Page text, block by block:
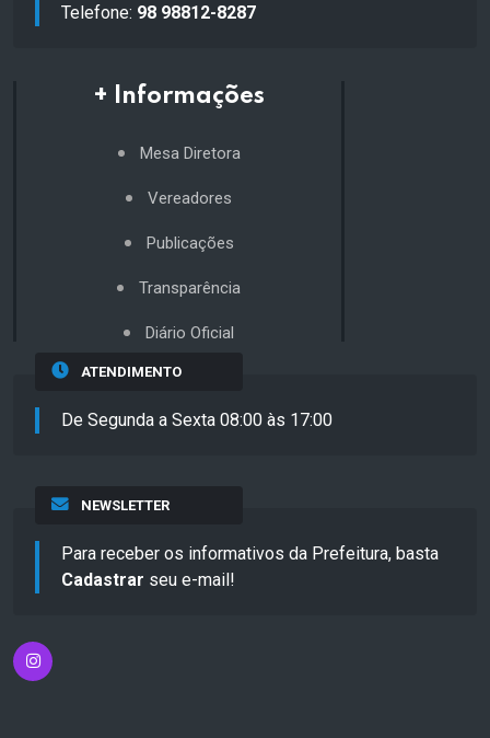
Telefone: 98 98812-8287
+ Informações
Mesa Diretora
Vereadores
Publicações
Transparência
Diário Oficial
ATENDIMENTO
De Segunda a Sexta 08:00 às 17:00
NEWSLETTER
Para receber os informativos da Prefeitura, basta
Cadastrar seu e-mail!